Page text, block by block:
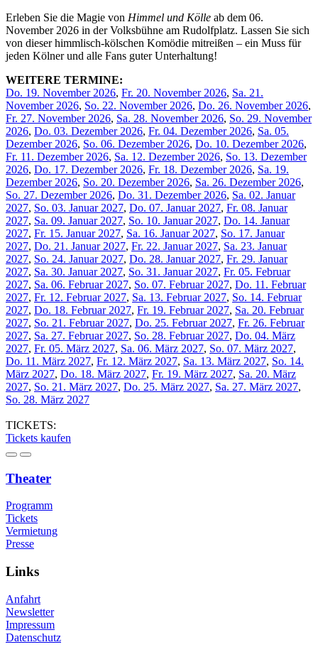
Erleben Sie die Magie von Himmel und Kölle ab dem 06.
November 2026 in der Volksbühne am Rudolfplatz. Lassen Sie sich
von dieser himmlisch-kölschen Komödie mitreißen – ein Muss für
jeden Kölner und alle Fans guter Unterhaltung!
WEITERE TERMINE:
Do. 19. November 2026, Fr. 20. November 2026, Sa. 21.
November 2026, So. 22. November 2026, Do. 26. November 2026,
Fr. 27. November 2026, Sa. 28. November 2026, So. 29. November
2026, Do. 03. Dezember 2026, Fr. 04. Dezember 2026, Sa. 05.
Dezember 2026, So. 06. Dezember 2026, Do. 10. Dezember 2026,
Fr. 11. Dezember 2026, Sa. 12. Dezember 2026, So. 13. Dezember
2026, Do. 17. Dezember 2026, Fr. 18. Dezember 2026, Sa. 19.
Dezember 2026, So. 20. Dezember 2026, Sa. 26. Dezember 2026,
So. 27. Dezember 2026, Do. 31. Dezember 2026, Sa. 02. Januar
2027, So. 03. Januar 2027, Do. 07. Januar 2027, Fr. 08. Januar
2027, Sa. 09. Januar 2027, So. 10. Januar 2027, Do. 14. Januar
2027, Fr. 15. Januar 2027, Sa. 16. Januar 2027, So. 17. Januar
2027, Do. 21. Januar 2027, Fr. 22. Januar 2027, Sa. 23. Januar
2027, So. 24. Januar 2027, Do. 28. Januar 2027, Fr. 29. Januar
2027, Sa. 30. Januar 2027, So. 31. Januar 2027, Fr. 05. Februar
2027, Sa. 06. Februar 2027, So. 07. Februar 2027, Do. 11. Februar
2027, Fr. 12. Februar 2027, Sa. 13. Februar 2027, So. 14. Februar
2027, Do. 18. Februar 2027, Fr. 19. Februar 2027, Sa. 20. Februar
2027, So. 21. Februar 2027, Do. 25. Februar 2027, Fr. 26. Februar
2027, Sa. 27. Februar 2027, So. 28. Februar 2027, Do. 04. März
2027, Fr. 05. März 2027, Sa. 06. März 2027, So. 07. März 2027,
Do. 11. März 2027, Fr. 12. März 2027, Sa. 13. März 2027, So. 14.
März 2027, Do. 18. März 2027, Fr. 19. März 2027, Sa. 20. März
2027, So. 21. März 2027, Do. 25. März 2027, Sa. 27. März 2027,
So. 28. März 2027
TICKETS:
Tickets kaufen
Theater
Programm
Tickets
Vermietung
Presse
Links
Anfahrt
Newsletter
Impressum
Datenschutz